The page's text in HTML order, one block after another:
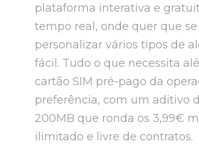
plataforma interativa e
tempo real, onde quer que
personalizar vários tipos de
fácil. Tudo o que necessita
cartão SIM pré-pago da
preferência, com um aditivo
200MB que ronda os 3,99€
ilimitado e livre de contratos.